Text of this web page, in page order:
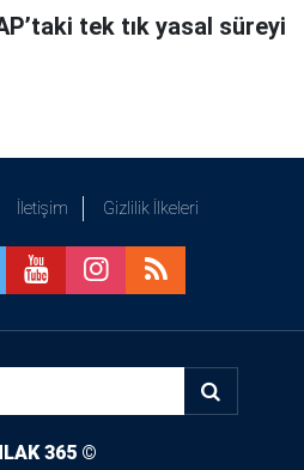
tek tık yasal süreyi
İletişim Gizlilik İlkeleri
365 ©